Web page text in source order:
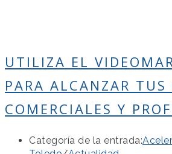
UTILIZA EL
PARA ALCANZAR TUS
COMERCIALES Y
Categoría de la entrada: